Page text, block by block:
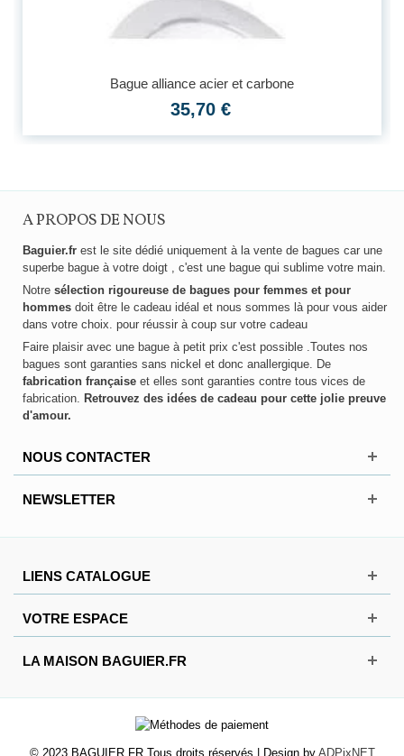
Bague alliance acier et carbone
35,70 €
A PROPOS DE NOUS
Baguier.fr est le site dédié uniquement à la vente de bagues car une
superbe bague à votre doigt , c'est une bague qui sublime votre main.
Notre sélection rigoureuse de bagues pour femmes et pour
hommes doit être le cadeau idéal et nous sommes là pour vous aider
dans votre choix. pour réussir à coup sur votre cadeau
Faire plaisir avec une bague à petit prix c'est possible .Toutes nos
bagues sont garanties sans nickel et donc anallergique. De
fabrication française et elles sont garanties contre tous vices de
fabrication. Retrouvez des idées de cadeau pour cette jolie preuve
d'amour.
NOUS CONTACTER
NEWSLETTER
LIENS CATALOGUE
VOTRE ESPACE
LA MAISON BAGUIER.FR
© 2023 BAGUIER.FR Tous droits réservés | Design by ADPixNET